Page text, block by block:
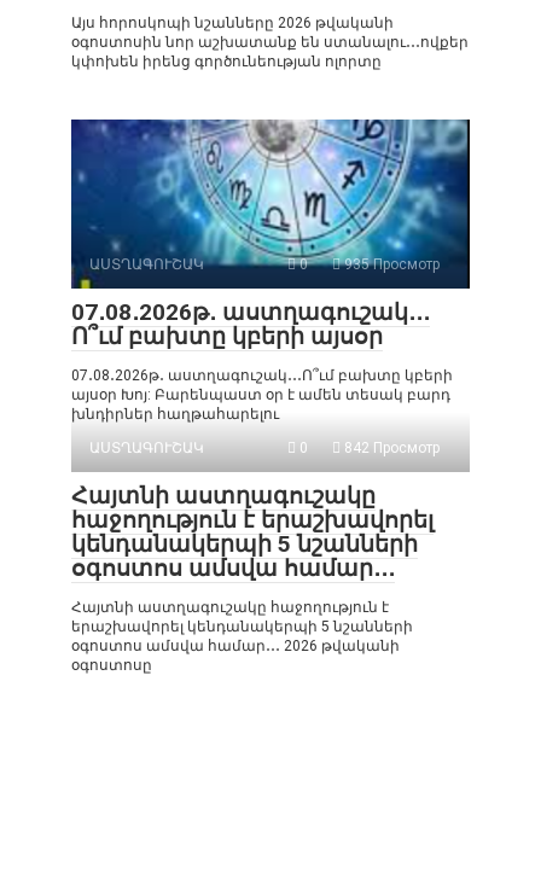
Այս հորոսկոպի նշանները 2026 թվականի
օգոստոսին նոր աշխատանք են ստանալու․․․ովքեր
կփոխեն իրենց գործունեության ոլորտը
ԱՍՏՂԱԳՈՒՇԱԿ 0 935 Просмотр
07․08․2026թ․ աստղագուշակ․․․
Ո՞ւմ բախտը կբերի այսօր
07․08․2026թ․ աստղագուշակ․․․Ո՞ւմ բախտը կբերի
այսօր Խոյ: Բարենպաստ օր է ամեն տեսակ բարդ
խնդիրներ հաղթահարելու
ԱՍՏՂԱԳՈՒՇԱԿ
0 842 Просмотр
Հայտնի աստղագուշակը
հաջողություն է երաշխավորել
կենդանակերպի 5 նշանների
օգոստոս ամսվա համար․․․
Հայտնի աստղագուշակը հաջողություն է
երաշխավորել կենդանակերպի 5 նշանների
օգոստոս ամսվա համար․․․ 2026 թվականի
օգոստոսը